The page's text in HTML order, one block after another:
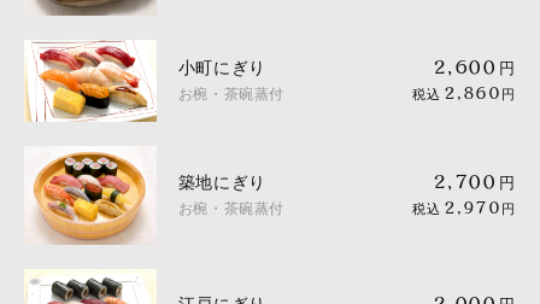
小町にぎり
お椀・茶碗蒸付
2,600 円
税込 2,860 円
築地にぎり
お椀・茶碗蒸付
2,700 円
税込 2,970 円